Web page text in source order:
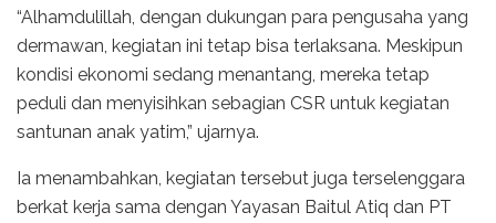
“Alhamdulillah, dengan dukungan para pengusaha yang
dermawan, kegiatan ini tetap bisa terlaksana. Meskipun
kondisi ekonomi sedang menantang, mereka tetap
peduli dan menyisihkan sebagian CSR untuk kegiatan
santunan anak yatim,” ujarnya.
Ia menambahkan, kegiatan tersebut juga terselenggara
berkat kerja sama dengan Yayasan Baitul Atiq dan PT